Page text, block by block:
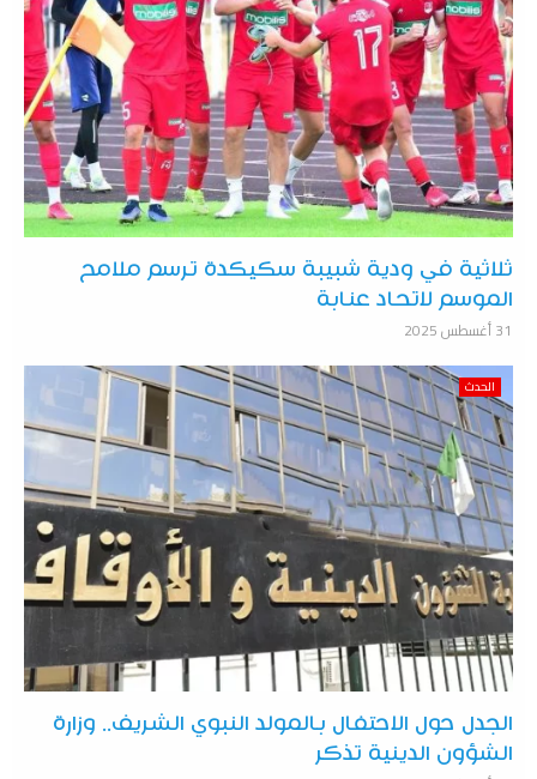
ثلاثية في ودية شبيبة سكيكدة ترسم ملامح
الموسم لاتحاد عنابة
31 أغسطس 2025
الحدث
الجدل حول الاحتفال بالمولد النبوي الشريف.. وزارة
الشؤون الدينية تذكر